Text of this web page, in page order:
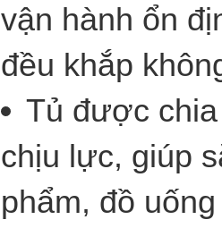
vận hành ổn
đều khắp
Tủ được
chịu lực, giúp
phẩm, đồ